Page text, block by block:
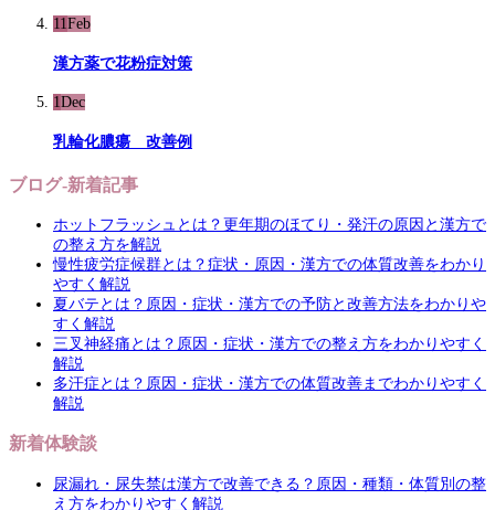
11Feb
漢方薬で花粉症対策
1Dec
乳輪化膿瘍 改善例
ブログ-新着記事
ホットフラッシュとは？更年期のほてり・発汗の原因と漢方で
の整え方を解説
慢性疲労症候群とは？症状・原因・漢方での体質改善をわかり
やすく解説
夏バテとは？原因・症状・漢方での予防と改善方法をわかりや
すく解説
三叉神経痛とは？原因・症状・漢方での整え方をわかりやすく
解説
多汗症とは？原因・症状・漢方での体質改善までわかりやすく
解説
新着体験談
尿漏れ・尿失禁は漢方で改善できる？原因・種類・体質別の整
え方をわかりやすく解説